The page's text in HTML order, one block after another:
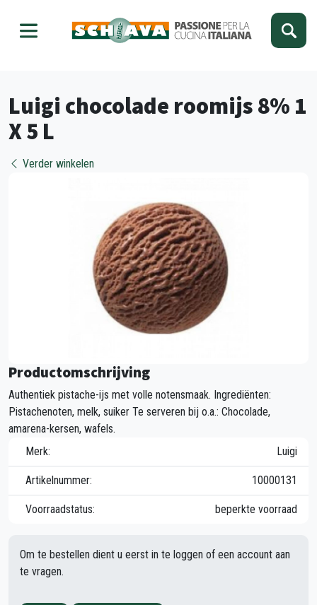
Luigi chocolade roomijs 8% 1
X 5 L
Verder winkelen
Productomschrijving
Authentiek pistache-ijs met volle notensmaak. Ingrediënten:
Pistachenoten, melk, suiker Te serveren bij o.a.: Chocolade,
amarena-kersen, wafels.
Merk:
Luigi
Artikelnummer: 10000131
Voorraadstatus: beperkte voorraad
Om te bestellen dient u eerst in te loggen of een account aan
te vragen.